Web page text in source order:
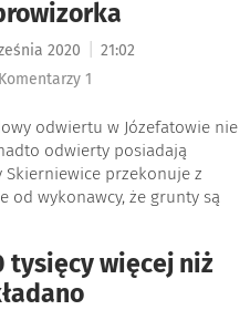
2020
21:02
Komentarzy 1
odwiertu w Józefatowie nie
odwierty posiadają
Skierniewice przekonuje z
od wykonawcy, że grunty są
tysięcy więcej niż